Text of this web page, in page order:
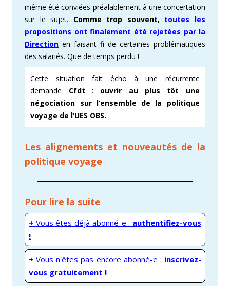
même été conviées préalablement à une concertation
sur le sujet. Comme trop souvent, toutes les
propositions ont finalement été rejetées par la
Direction en faisant fi de certaines problématiques
des salariés. Que de temps perdu !
Cette situation fait écho à une récurrente
demande Cfdt : ouvrir au plus tôt une
négociation sur l’ensemble de la politique
voyage de l’UES OBS.
Les alignements et nouveautés de la
politique voyage
Pour lire la suite
+ Vous êtes déjà abonné-e : authentifiez-vous
!
+ Vous n'êtes pas encore abonné-e : inscrivez-
vous gratuitement !